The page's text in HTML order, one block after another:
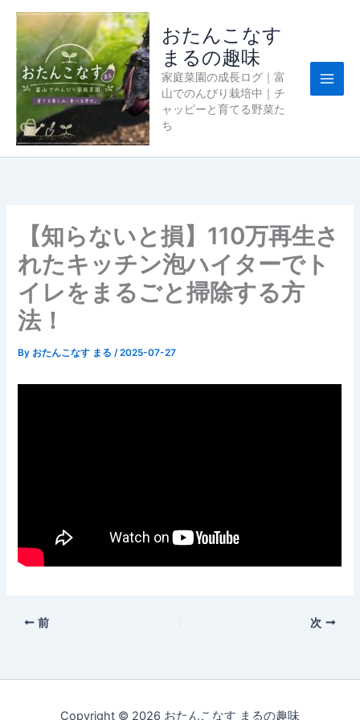
おたんこなす
まるの趣味
家庭菜園の成長ログ｜富
山でのんびり栽培中｜チ
ャッピーと育てる野菜た
ち
【知らないと損】110万再生さ
れたキッチン泡ハイターでト
イレをまるごと掃除する方
法！
By おたんこなす まる/2025-07-27
前 次
Copyright © 2026 おたんこなす まるの趣味